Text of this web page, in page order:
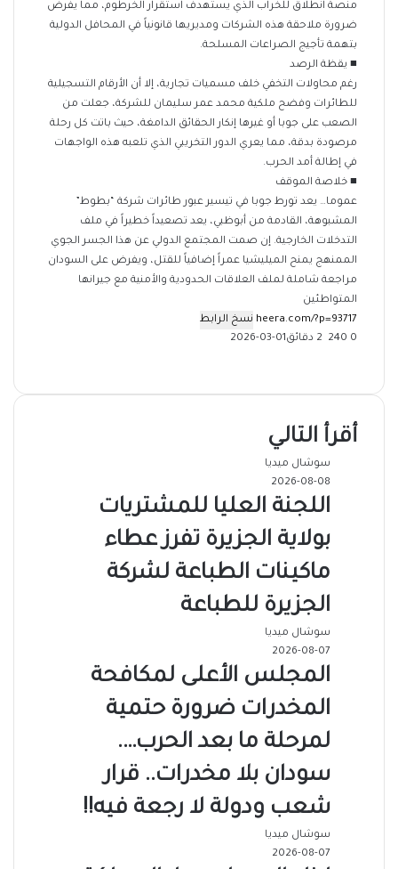
منصة انطلاق للخراب الذي يستهدف استقرار الخرطوم، مما يفرض
ضرورة ملاحقة هذه الشركات ومديريها قانونياً في المحافل الدولية
بتهمة تأجيج الصراعات المسلحة.
​■ يقظة الرصد
رغم محاولات التخفي خلف مسميات تجارية، إلا أن الأرقام التسجيلية
للطائرات وفضح ملكية محمد عمر سليمان للشركة، جعلت من
الصعب على جوبا أو غيرها إنكار الحقائق الدامغة، حيث باتت كل رحلة
مرصودة بدقة، مما يعري الدور التخريبي الذي تلعبه هذه الواجهات
في إطالة أمد الحرب.
​■ خلاصة الموقف
عموما… يعد تورط جوبا في تيسير عبور طائرات شركة “بطوط”
المشبوهة، القادمة من أبوظبي، يعد تصعيداً خطيراً في ملف
التدخلات الخارجية. إن صمت المجتمع الدولي عن هذا الجسر الجوي
الممنهج يمنح الميليشيا عمراً إضافياً للقتل، ويفرض على السودان
مراجعة شاملة لملف العلاقات الحدودية والأمنية مع جيرانها
المتواطئين
نسخ الرابط
2026-03-01
0
البريد
أقرأ التالي
سوشال ميديا
2026-08-08
اللجنة العليا للمشتريات
بولاية الجزيرة تفرز عطاء
ماكينات الطباعة لشركة
الجزيرة للطباعة
سوشال ميديا
2026-08-07
المجلس الأعلى لمكافحة
المخدرات ضرورة حتمية
لمرحلة ما بعد الحرب….
سودان بلا مخدرات.. قرار
شعب ودولة لا رجعة فيه!!
سوشال ميديا
2026-08-07